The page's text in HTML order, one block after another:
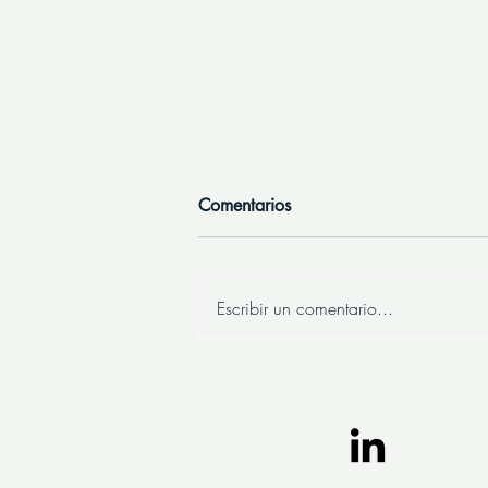
Comentarios
Escribir un comentario...